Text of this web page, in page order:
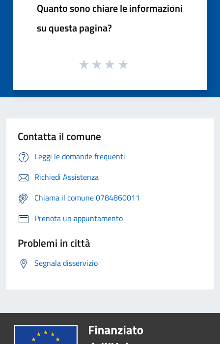
Quanto sono chiare le informazioni
su questa pagina?
Contatta il comune
Leggi le domande frequenti
Richiedi Assistenza
Chiama il comune 0784860011
Prenota un appuntamento
Problemi in città
Segnala disservizio